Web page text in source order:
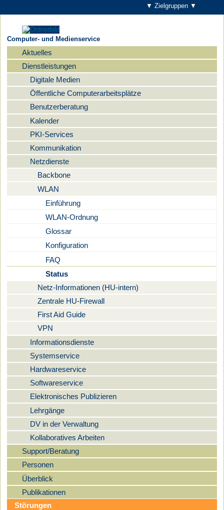
▼ Zielgruppen ▼
Computer- und Medienservice
Navigation
Aktuelles
Dienstleistungen
Digitale Medien
Öffentliche Computerarbeitsplätze
Benutzerberatung
Kalender
PKI-Services
Kommunikation
Netzdienste
Backbone
WLAN
Einführung
WLAN-Ordnung
Glossar
Konfiguration
FAQ
Status
Netz-Informationen (HU-intern)
Zentrale HU-Firewall
First Aid Guide
VPN
Informationsdienste
Systemservice
Hardwareservice
Softwareservice
Elektronisches Publizieren
Lehrgänge
DV in der Verwaltung
Kollaboratives Arbeiten
Support/Beratung
Personen
Überblick
Publikationen
Störungen